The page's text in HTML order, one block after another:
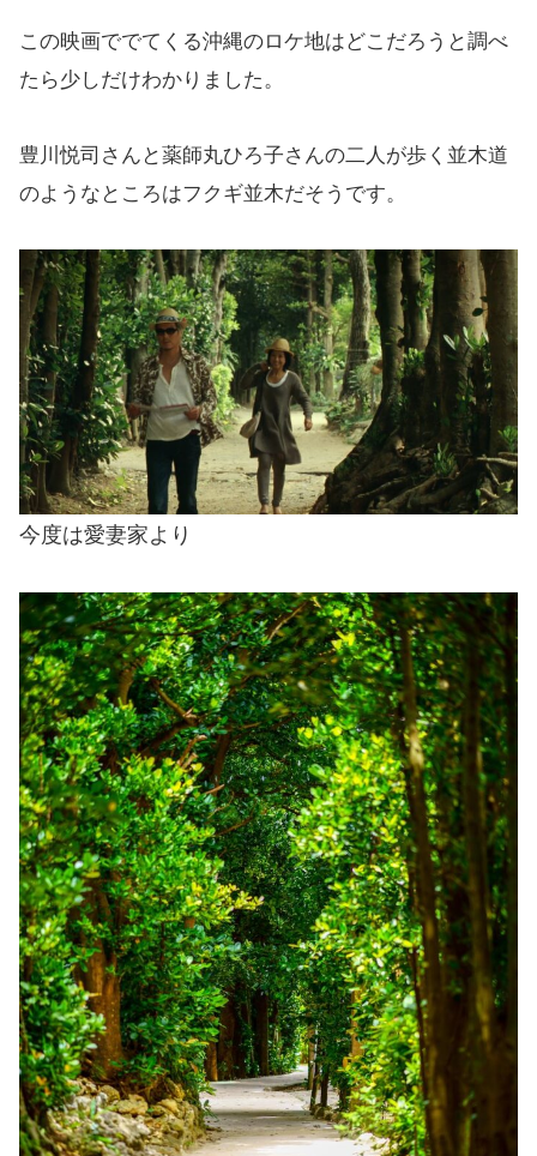
この映画ででてくる沖縄のロケ地はどこだろうと調べ
たら少しだけわかりました。
豊川悦司さんと薬師丸ひろ子さんの二人が歩く並木道
のようなところはフクギ並木だそうです。
今度は愛妻家より